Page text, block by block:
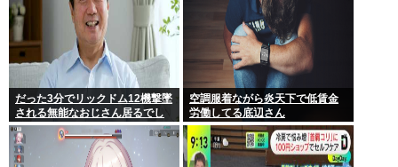
だった3分でリックドム12機撃墜
される無能なおじさん居るでし
ょ
空調服着ながら炎天下で低賃金
労働してる底辺さん